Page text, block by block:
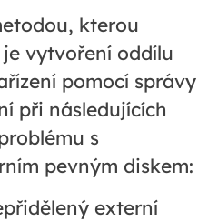
kterou
vytvoření oddílu
pomocí správy
při následujících
s
pevným diskem:
externí